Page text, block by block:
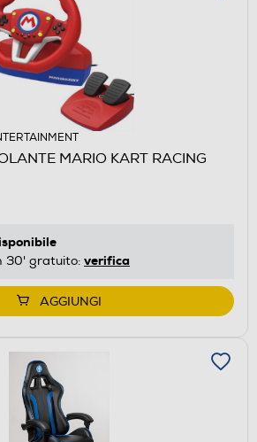
MARIO KART RACING
30' gratuito: verifica
AGGIUNGI